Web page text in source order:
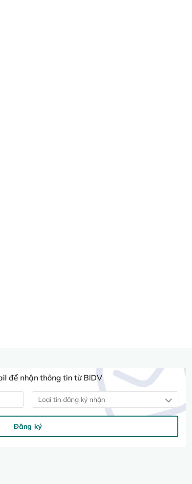
để nhận thông tin từ BIDV
Loại tin đăng ký nhận
Đăng ký